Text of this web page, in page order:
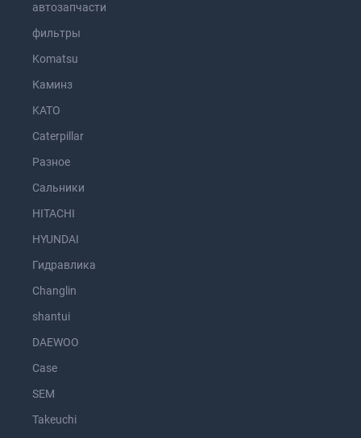
автозапчасти
фильтры
Komatsu
Каминз
KATO
Caterpillar
Разное
Сальники
HITACHI
HYUNDAI
Гидравлика
Changlin
shantui
DAEWOO
Case
SEM
Takeuchi